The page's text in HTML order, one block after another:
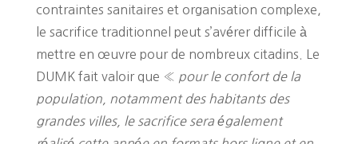
contraintes sanitaires et organisation complexe,
le sacrifice traditionnel peut s’avérer difficile à
mettre en œuvre pour de nombreux citadins. Le
DUMK fait valoir que « pour le confort de la
population, notamment des habitants des
grandes villes, le sacrifice sera également